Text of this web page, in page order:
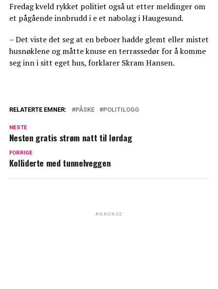
Fredag kveld rykket politiet også ut etter meldinger om
et pågående innbrudd i e et nabolag i Haugesund.
– Det viste det seg at en beboer hadde glemt eller mistet
husnøklene og måtte knuse en terrassedør for å komme
seg inn i sitt eget hus, forklarer Skram Hansen.
RELATERTE EMNER: PÅSKE POLITILOGG
NESTE
Nesten gratis strøm natt til lørdag
FORRIGE
Kolliderte med tunnelveggen
ANNONSE